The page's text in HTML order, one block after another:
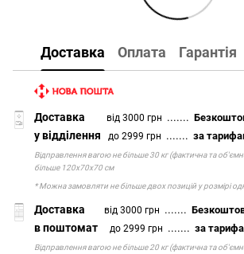
Доставка Оплата Гарантія
Доставка від 3000 грн .......
у відділення до 2999 грн .......за
Відправлення вагою не більше 30 кг (фактична та
більше 120х70х70 см
* Можна замовляти не більше двох позицій у розмірі
Доставка від 3000 грн .......
в поштомат до 2999 грн .......за
Відправлення вагою не більше 20 кг (фактична та